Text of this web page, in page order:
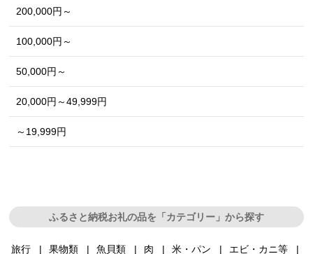
200,000円～
100,000円～
50,000円～
20,000円～49,999円
～19,999円
ふるさと納税お礼の品を「カテゴリー」から探す
旅行 果物類 魚貝類 肉 米・パン
エビ・カニ等